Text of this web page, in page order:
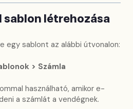
sablon létrehozása
egy sablont az alábbi útvonalon:
> Számla
használható, amikor e-
a számlát a vendégnek.